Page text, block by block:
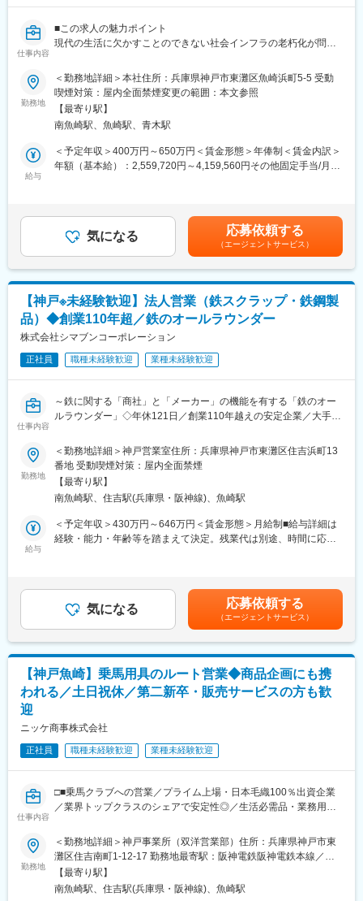
・社内外からの電話対応
一日の業務は売掛金管理や請求書発行業務が中心となり、請求書
は電子化されています。取引先は100社以上あり、正確性と継続
生し、決算・税務関連業務についてはチームで分担しながら進め
ます。経理の幅広い領域を経験できるため、将来的なスキルアッ
プにつながる環境です。
配属先となる経理部は6名体制で、男性2名・女性4名（うち1名派
遣社員）が在籍しています。平均年齢は44歳です。職場は落ち着
・事業基盤：長年にわたり培ってきたブランド力と信頼を強み
に、安定した事業運営を継続しています。
・成長環境：売掛金管理、固定資産管理、決算、税務まで幅広い
業務を経験でき、経理としての市場価値向上を目指せる環境で
す。知識習得に前向きな方や、幅広く学びたい方が活躍していま
す。
・働き方：勤務時間は8:30～17:20。残業は月平均0～30分程度
で、決算期の繁忙期でも月10時間以下です。会社全体の平均残業
時間も月2時間程度と少なく、ワークライフバランスを大切にしな
変更の範囲：会社の定める業務
仕事内容
■この求人の魅力ポイント
現代の生活に欠かすことのできない社会インフラの老朽化が問題
代」と言われています。
◎未経験からチャレンジできる
当社では専門性の高い技術や知識が身に付き、未経験からスキル
アップできる環境整っています。
◎抜群の安定性
コンクリートの寿命は50年が目安で、今後多くの構造物が寿命を
迎えます。その維持補修の需要が大幅に伸びており、当社では安
定的な受注を継続しています。
■ウォータージェット施工機械とは：
超高圧水で、劣化および脆弱化したコンクリートを除去する機
械・技術です。健全なコンクリートを残し、劣化部のみを取り除
■職務内容：
・ウォータージェット施工機械の操作・メンテナンス
∟操作自体は作業員の方が行います
・工程現場の監理(職人さんとのやりとり)
・工事の日程の打ち合わせ
実施
光速道路・トンネル・橋・鉄道 など
【エリア】
基本的に関西エリアがメインですが、中四国での業務が発生し出
張が伴うケースもございます。※頻度:月の3分の1程度。期間:2,3日
【夜勤】
工事は日中が殆どですが、高速道路や鉄道などの案件によっては
まずは本社で約2週間程度、座学の研修・機械の扱い方・メンテナ
ンスの方法について学んでいただきます。その後先輩社員に同行
し、実際に現場での作業について学び、徐々にできることを増や
していただきます。
■組織構成：
5名(20代2名/40代1名/50代2名)
■当社について：
昭和49年の設立以来、道路、トンネル、橋といったコンクリート
構造物の維持と補修に携わってきた当社。高い技術力と豊富な実
績を評価いただき、速硬コンクリート施工市場では国内トップク
ラスのシェアを獲得。官公庁、鉄道会社など多くの大手企業ま
で、さまざまな顧客の案件を手がけています。
勤務地
＜勤務地詳細＞本社住所：兵庫県神戸市東灘区魚崎浜町5-5 受動
喫煙対策：屋内全面禁煙変更の範囲：本文参照
【最寄り駅】
南魚崎駅、魚崎駅、青木駅
給与
＜予定年収＞400万円～650万円＜賃金形態＞年俸制＜賃金内訳＞
年額（基本給）：2,559,720円～4,159,560円その他固定手当/月：
出張手当あり■賞与：平均2.5カ月分支給（業績給）※6月に業績に
応じ決算賞与支給の可能性あり。2021年、2022年は追加でコロナ
対策支援金、2023年は生活支援一時金、創立50周年記念賞与の支
給もあり。賃金はあくまでも目安の金額であり、選考を通じて上
下する可能性があります。月給(月額)は固定手当を含めた表記で
す。
気になる 応募依頼する
（エージェントサービス）
【神戸※未経験歓迎】法人営業（鉄スクラップ・鉄鋼製
品）◆創業110年超／鉄のオールラウンダー
株式会社シマブンコーポレーション
正社員 職種未経験歓迎 業種未経験歓迎
仕事内容
～鉄に関する「商社」と「メーカー」の機能を有する「鉄のオー
ルラウンダー」◇年休121日／創業110年越えの安定企業／大手・
■業務内容
建設機械、造船、インフラ関連など多様な業界のニーズに応える
製鋼原料となる鉄スクラップや鉄鋼製品の法人営業をご担当頂き
ます。
製鉄業界や鉄加工業界、メーカー、商社などへ、基本的には既存
営業がメインとなります。
・仕入業務
・受発注業務、見積書作成、納期調整
・価格交渉
座学やOJT、先輩社員への同行を通じて専門知識習得をおこなっ
て頂きます。
社員が丁寧にサポートいたします！
■働き方について
かないか程度で土曜日出社がある場合がございます。
◎概要：鉄のオールラウンダーとして110年以上、「鉄リサイク
ル」「鋼材」「生産」「エンジニアリング」の4つの事業を中心と
した主に鉄に関する一貫ビジネスを展開しています。商社機能・
メーカー機能を併せ持ち、製鉄所内における製造ラインのオペレ
勤務地
＜勤務地詳細＞神戸営業室住所：兵庫県神戸市東灘区住吉浜町13
番地 受動喫煙対策：屋内全面禁煙
【最寄り駅】
南魚崎駅、住吉駅(兵庫県・阪神線)、魚崎駅
給与
＜予定年収＞430万円～646万円＜賃金形態＞月給制■給与詳細は
経験・能力・年齢等を踏まえて決定。残業代は別途、時間に応じ
ヶ月（業績によって連動）■手当：通勤手当（上限100,000円/
月）、厚生手当（配偶者があり、世帯主である場合：25,000円）
賃金はあくまでも目安の金額であり、選考を通じて上下する可能
性があります。月給(月額)は固定手当を含めた表記です。
気になる 応募依頼する
（エージェントサービス）
【神戸魚崎】乗馬用具のルート営業◆商品企画にも携
われる／土日祝休／第二新卒・販売サービスの方も歓
迎
ニッケ商事株式会社
正社員 職種未経験歓迎 業種未経験歓迎
仕事内容
□■乗馬クラブへの営業／プライム上場・日本毛織100％出資企業
／業界トップクラスのシェアで安定性◎／生活必需品・業務用備
世界トップ級ブランドの輸入乗馬用品の国内向け営業をお任せい
たします。
製品について： https://www.cavallo-net.com/
■具体的には：
勤務地
＜勤務地詳細＞神戸事業所（双洋営業部）住所：兵庫県神戸市東
灘区住吉南町1-12-17 勤務地最寄駅：阪神電鉄阪神電鉄本線／魚
崎駅受動喫煙対策：敷地内全面禁煙変更の範囲：会社の定める事
業所
【最寄り駅】
南魚崎駅、住吉駅(兵庫県・阪神線)、魚崎駅